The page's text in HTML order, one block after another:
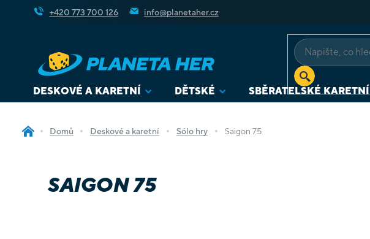
+420 773 700 126 info@planetaher.cz
DESKOVÉ A KARETNÍ DĚTSKÉ SBĚRATELSKÉ KARETNÍ
Domů Deskové a karetní Sólo hry Saigon 75
SAIGON 75